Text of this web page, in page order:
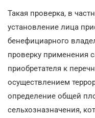
Такая проверка, в
установление лица
бенефициарного
проверку применения
приобретателя к
осуществлением
определение общей
сельхозназначения,